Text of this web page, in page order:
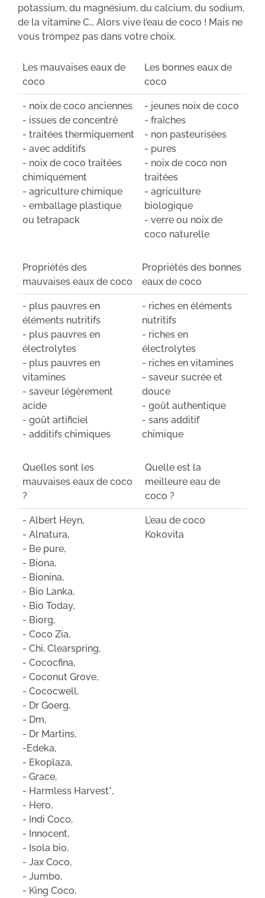
potassium, du magnésium, du calcium, du sodium,
de la vitamine C… Alors vive l’eau de coco ! Mais ne
vous trompez pas dans votre choix.
Les mauvaises eaux de
coco
Les bonnes eaux de
coco
- noix de coco anciennes
- issues de concentré
- traitées thermiquement
- avec additifs
- noix de coco traitées
chimiquement
- agriculture chimique
- emballage plastique
ou tetrapack
- jeunes noix de coco
- fraîches
- non pasteurisées
- pures
- noix de coco non
traitées
- agriculture
biologique
- verre ou noix de
coco naturelle
Propriétés des
mauvaises eaux de coco
Propriétés des bonnes
eaux de coco
- plus pauvres en
éléments nutritifs
- plus pauvres en
électrolytes
- plus pauvres en
vitamines
- saveur légèrement
acide
- goût artificiel
- additifs chimiques
- riches en éléments
nutritifs
- riches en
électrolytes
- riches en vitamines
- saveur sucrée et
douce
- goût authentique
- sans additif
chimique
Quelles sont les
mauvaises eaux de coco
?
Quelle est la
meilleure eau de
coco ?
- Albert Heyn,
- Alnatura,
- Be pure,
- Biona,
- Bionina,
- Bio Lanka,
- Bio Today,
- Biorg,
- Coco Zia,
- Chi, Clearspring,
- Cococfina,
- Coconut Grove,
- Cococwell,
- Dr Goerg,
- Dm,
- Dr Martins,
-Edeka,
- Ekoplaza,
- Grace,
- Harmless Harvest*,
- Hero,
- Indi Coco,
- Innocent,
- Isola bio,
- Jax Coco,
- Jumbo,
- King Coco,
L'eau de coco
Kokovita